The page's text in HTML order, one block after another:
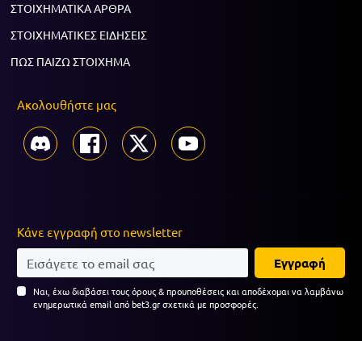
ΣΤΟΙΧΗΜΑΤΙΚΑ ΑΡΘΡΑ
ΣΤΟΙΧΗΜΑΤΙΚΕΣ ΕΙΔΗΣΕΙΣ
ΠΩΣ ΠΑΙΖΩ ΣΤΟΙΧΗΜΑ
Ακολουθήστε μας
Κάνε εγγραφή στο newsletter
Εγγραφή
Ναι, έχω διαβάσει τους όρους & προυποθέσεις και αποδέχομαι να λαμβάνω
ενημερωτικά email από bet3.gr σχετικά με προσφορές.